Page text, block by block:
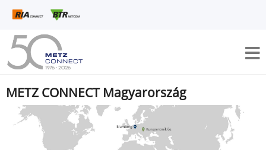
METZ CONNECT Magyarország